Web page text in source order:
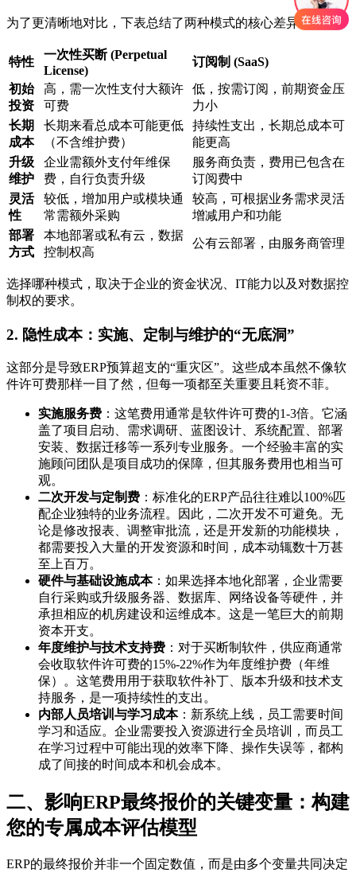
为了更清晰地对比，下表总结了两种模式的核心差异：
特性
一次性买断 (Perpetual
License)
订阅制 (SaaS)
初始
投资
高，需一次性支付大额许
可费
低，按需订阅，前期资金压
力小
长期
成本
长期来看总成本可能更低
（不含维护费）
持续性支出，长期总成本可
能更高
升级
维护
企业需额外支付年维保
费，自行负责升级
服务商负责，费用已包含在
订阅费中
灵活
性
较低，增加用户或模块通
常需额外采购
较高，可根据业务需求灵活
增减用户和功能
部署
方式
本地部署或私有云，数据
控制权高
公有云部署，由服务商管理
选择哪种模式，取决于企业的资金状况、IT能力以及对数据控
制权的要求。
2. 隐性成本：实施、定制与维护的“无底洞”
这部分是导致ERP预算超支的“重灾区”。这些成本虽然不像软
件许可费那样一目了然，但每一项都至关重要且耗资不菲。
实施服务费 ：这笔费用通常是软件许可费的1-3倍。它涵
盖了项目启动、需求调研、蓝图设计、系统配置、部署
安装、数据迁移等一系列专业服务。一个经验丰富的实
施顾问团队是项目成功的保障，但其服务费用也相当可
观。
二次开发与定制费 ：标准化的ERP产品往往难以100%匹
配企业独特的业务流程。因此，二次开发不可避免。无
论是修改报表、调整审批流，还是开发新的功能模块，
都需要投入大量的开发资源和时间，成本动辄数十万甚
至上百万。
硬件与基础设施成本：如果选择本地化部署，企业需要
自行采购或升级服务器、数据库、网络设备等硬件，并
承担相应的机房建设和运维成本。这是一笔巨大的前期
资本开支。
年度维护与技术支持费 ：对于买断制软件，供应商通常
会收取软件许可费的15%-22%作为年度维护费（年维
保）。这笔费用用于获取软件补丁、版本升级和技术支
持服务，是一项持续性的支出。
内部人员培训与学习成本：新系统上线，员工需要时间
学习和适应。企业需要投入资源进行全员培训，而员工
在学习过程中可能出现的效率下降、操作失误等，都构
成了间接的时间成本和机会成本。
二、影响ERP最终报价的关键变量：构建
您的专属成本评估模型
ERP的最终报价并非一个固定数值，而是由多个变量共同决定